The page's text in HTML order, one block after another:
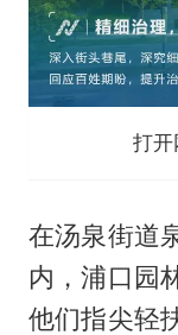
打
在汤泉街道
内，浦口园
他们指尖轻